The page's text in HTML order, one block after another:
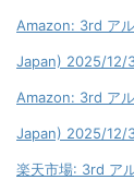
Amazon: 3rd ア
Japan) 2025/12/
Amazon: 3rd ア
Japan) 2025/12/
楽天市場: 3rd ア